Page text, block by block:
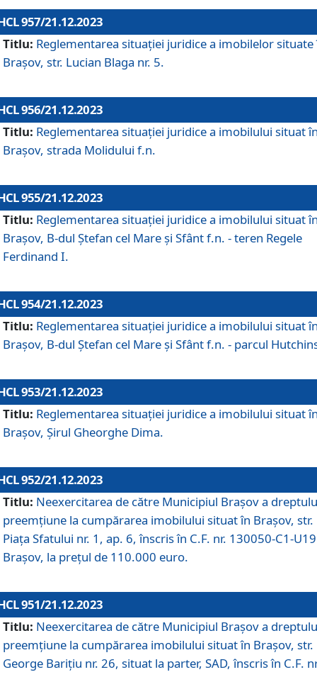
957/21.12.2023
Titlu: Reglementarea situației juridice a imobilelor situate
Brașov, str. Lucian Blaga nr. 5.
956/21.12.2023
Titlu: Reglementarea situației juridice a imobilului situat
Brașov, strada Molidului f.n.
955/21.12.2023
Titlu: Reglementarea situației juridice a imobilului situat
Brașov, B-dul Ștefan cel Mare și Sfânt f.n. - teren Regele
Ferdinand I.
954/21.12.2023
Titlu: Reglementarea situației juridice a imobilului situat
Brașov, B-dul Ștefan cel Mare și Sfânt f.n. - parcul
953/21.12.2023
Titlu: Reglementarea situației juridice a imobilului situat
Brașov, Șirul Gheorghe Dima.
952/21.12.2023
Titlu: Neexercitarea de către Municipiul Brașov a
preemțiune la cumpărarea imobilului situat în Brașov, str.
Piața Sfatului nr. 1, ap. 6, înscris în C.F. nr. 130050-C1-U19
Brașov, la prețul de 110.000 euro.
951/21.12.2023
Titlu: Neexercitarea de către Municipiul Brașov a
preemțiune la cumpărarea imobilului situat în Brașov, str.
George Barițiu nr. 26, situat la parter, SAD, înscris în C.F.